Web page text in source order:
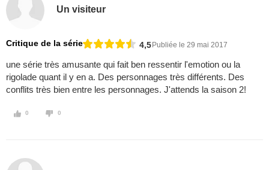
Un visiteur
Critique de la série 4,5 Publiée le 29 mai 2017
une série très amusante qui fait ben ressentir l'emotion ou la
rigolade quant il y en a. Des personnages très différents. Des
conflits très bien entre les personnages. J'attends la saison 2!
0 0